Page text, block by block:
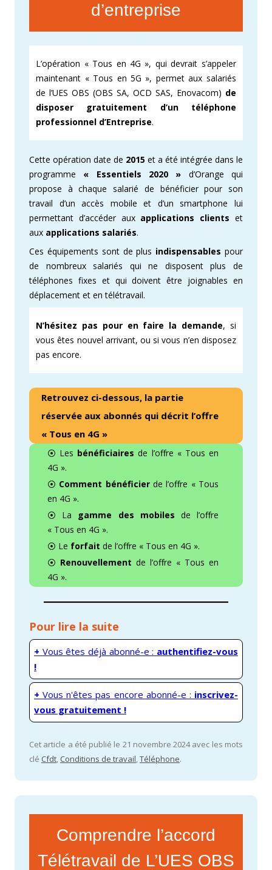
d’entreprise
L’opération « Tous en 4G », qui devrait s’appeler
maintenant « Tous en 5G », permet aux salariés
de l’UES OBS (OBS SA, OCD SAS, Enovacom) de
disposer gratuitement d’un téléphone
professionnel d’Entreprise.
Cette opération date de 2015 et a été intégrée dans le
programme « Essentiels 2020 » d’Orange qui
propose à chaque salarié de bénéficier pour son
travail d’un accès mobile et d’un smartphone lui
permettant d’accéder aux applications clients et
aux applications salariés.
Ces équipements sont de plus indispensablespour
de nombreux salariés qui ne disposent plus de
téléphones fixes et qui doivent être joignables en
déplacement et en télétravail.
N’hésitez pas pour en faire la demande, si
vous êtes nouvel arrivant, ou si vous n’en disposez
pas encore.
Retrouvez ci-dessous, la partie
réservée aux abonnés qui décrit l’offre
« Tous en 4G »
⦿ Les bénéficiaires de l’offre « Tous en
4G ».
⦿ Comment bénéficierde l’offre « Tous
en 4G ».
⦿ La gamme des mobiles de l’offre
« Tous en 4G ».
⦿ Le forfait de l’offre « Tous en 4G ».
⦿ Renouvellement de l’offre « Tous en
4G ».
Pour lire la suite
+ Vous êtes déjà abonné-e : authentifiez-vous
!
+ Vous n'êtes pas encore abonné-e : inscrivez-
vous gratuitement !
Cet article a été publié le 21 novembre 2024 avec les mots
clé Cfdt, Conditions de travail,Téléphone.
Comprendre l’accord
Télétravail de L’UES OBS